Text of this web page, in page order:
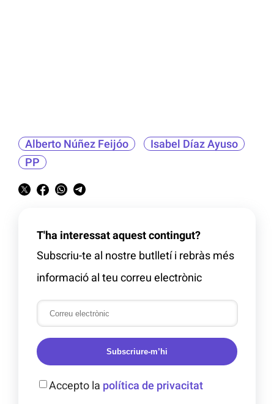
Alberto Núñez Feijóo
Isabel Díaz Ayuso
PP
T'ha interessat aquest contingut?
Subscriu-te al nostre butlletí i rebràs més
informació al teu correu electrònic
Subscriure-m’hi
Accepto la política de privacitat